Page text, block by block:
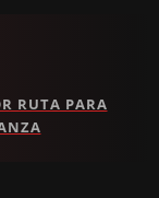
RUTA PARA